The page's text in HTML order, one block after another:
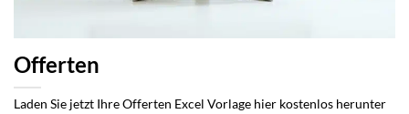
Offerten
Laden Sie jetzt Ihre Offerten Excel Vorlage hier kostenlos herunter